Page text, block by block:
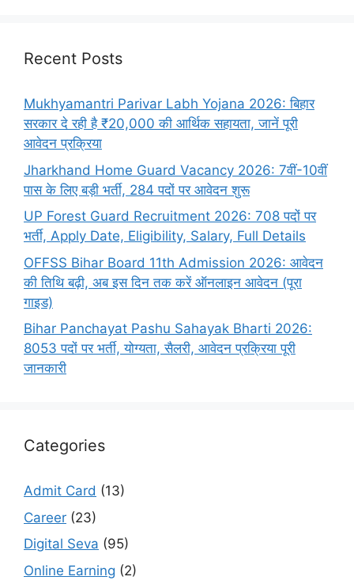
Recent Posts
Mukhyamantri Parivar Labh Yojana 2026: बिहार
सरकार दे रही है ₹20,000 की आर्थिक सहायता, जानें पूरी
आवेदन प्रक्रिया
Jharkhand Home Guard Vacancy 2026: 7वीं-10वीं
पास के लिए बड़ी भर्ती, 284 पदों पर आवेदन शुरू
UP Forest Guard Recruitment 2026: 708 पदों पर
भर्ती, Apply Date, Eligibility, Salary, Full Details
OFFSS Bihar Board 11th Admission 2026: आवेदन
की तिथि बढ़ी, अब इस दिन तक करें ऑनलाइन आवेदन (पूरा
गाइड)
Bihar Panchayat Pashu Sahayak Bharti 2026:
8053 पदों पर भर्ती, योग्यता, सैलरी, आवेदन प्रक्रिया पूरी
जानकारी
Categories
Admit Card (13)
Career (23)
Digital Seva (95)
Online Earning (2)